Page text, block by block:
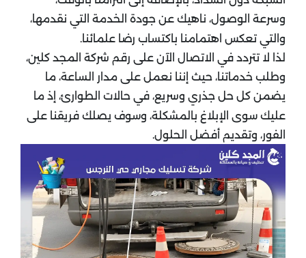
وسرعة الوصول، ناهيك عن جودة الخدمة التي نقدمها،
والتي تعكس اهتمامنا باكتساب رضا علمائنا.
لذا لا تتردد في الاتصال الآن على رقم شركة المجد كلين،
وطلب خدماتنا، حيث إننا نعمل على مدار الساعة، ما
يضمن كل حل جذري وسريع، في حالات الطوارئ، إذ ما
عليك سوى الإبلاغ بالمشكلة، وسوف يصلك فريقنا على
الفور، وتقديم أفضل الحلول.